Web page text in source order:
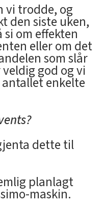
vi trodde, og
den siste uken,
om effekten
eller om det
som slår
god og vi
enkelte
dette til
planlagt
maskin.